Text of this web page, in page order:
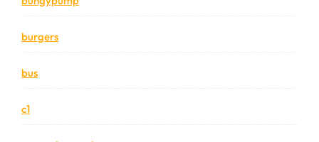
burgers
bus
c1